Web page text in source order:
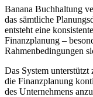
Banana Buchhaltung
das sämtliche
entsteht eine
Finanzplanung –
Rahmenbedingungen
Das System
die Finanzplanung
des Unternehmens